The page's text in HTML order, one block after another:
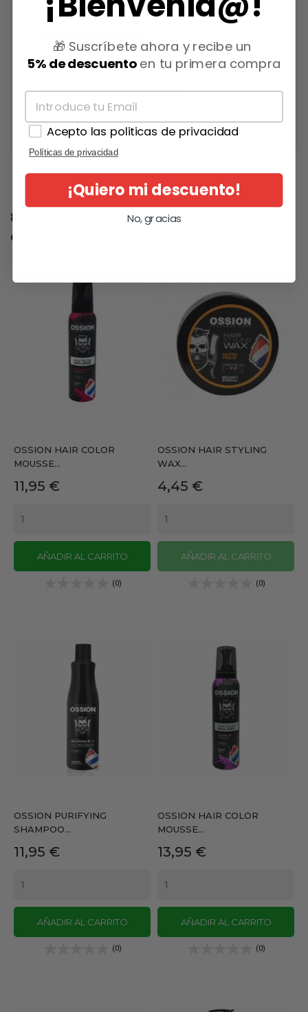
Fecha de disponibilidad: 2024-07-02
Referencias específicas
Estado Nuevo
8 otros productos en la misma
categoría:
OSSION HAIR COLOR
MOUSSE...
Precio
11,95 €
AÑADIR AL CARRITO
(0)
OSSION HAIR STYLING
WAX...
Precio
4,45 €
AÑADIR AL CARRITO
(0)
OSSION PURIFYING
SHAMPOO...
Precio
11,95 €
AÑADIR AL CARRITO
(0)
OSSION HAIR COLOR
MOUSSE...
Precio
13,95 €
AÑADIR AL CARRITO
(0)
🎁 Suscríbete ahora y recibe un
5% de descuentoen tu primera compra
Acepto las politicas de privacidad
Políticas de privacidad
¡Quiero mi descuento!
No, gracias